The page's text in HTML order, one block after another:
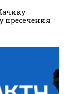
пресечения